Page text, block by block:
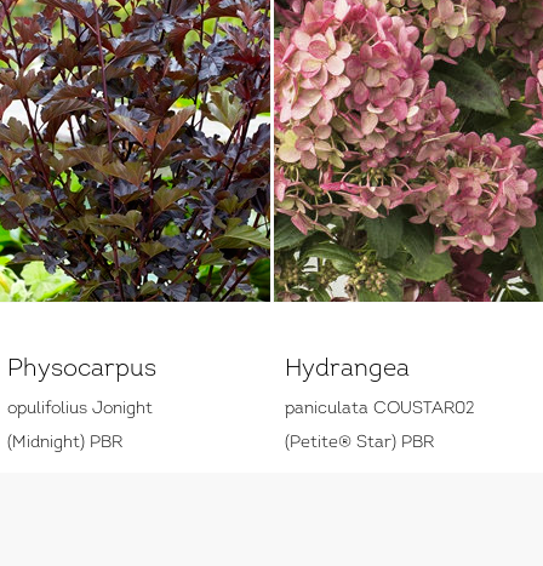
Physocarpus
opulifolius Jonight
(Midnight) PBR
Hydrangea
paniculata COUSTAR02
(Petite® Star) PBR